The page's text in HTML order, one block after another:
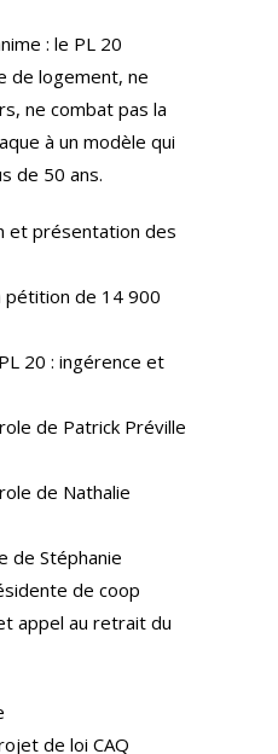
: le PL 20
de logement, ne
ne combat pas la
à un modèle qui
de 50 ans.
et présentation des
pétition de 14 900
20 : ingérence et
de Patrick Préville
de Nathalie
de Stéphanie
de coop
appel au retrait du
de loi CAQ